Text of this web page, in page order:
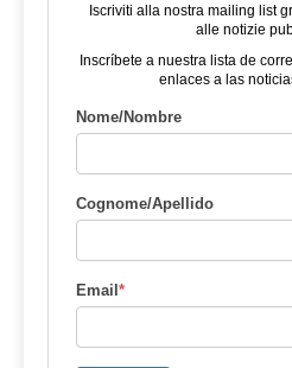
Iscriviti alla nostra mailing list
alle notizie
Inscríbete a nuestra lista de
enlaces a las
Nome/Nombre
Cognome/Apellido
Email*